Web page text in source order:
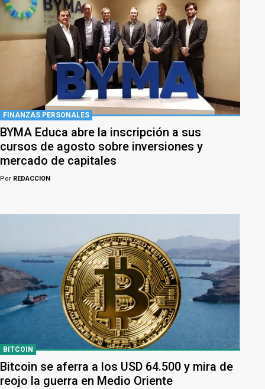
FINANZAS PERSONALES
BYMA Educa abre la inscripción a sus
cursos de agosto sobre inversiones y
mercado de capitales
Por REDACCION
BITCOIN
Bitcoin se aferra a los USD 64.500 y mira de
reojo la guerra en Medio Oriente